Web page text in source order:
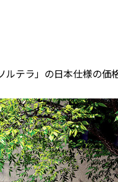
テラ」の日本仕様の価